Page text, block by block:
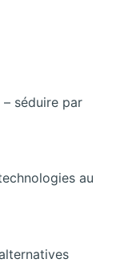
– séduire par
au